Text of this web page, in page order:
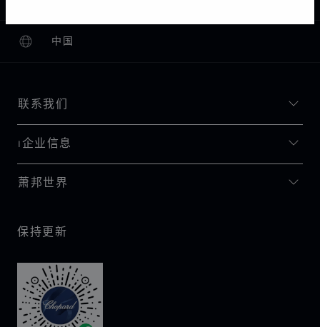
中国
本地化（更改国家/地区）
更改国家/地区
联系我们
I企业信息
萧邦世界
保持更新